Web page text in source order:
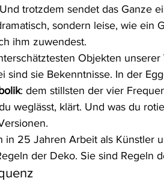
trotzdem sendet das Ganze
sondern leise, wie ein
ihm zuwendest.
Objekten
sie Bekenntnisse. In der
: dem stillsten der vier
weglässt, klärt. Und was du
in 25 Jahren Arbeit als Künstler
der Deko. Sie sind Regeln